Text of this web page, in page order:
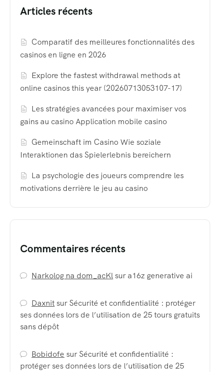
Articles récents
Comparatif des meilleures fonctionnalités des
casinos en ligne en 2026
Explore the fastest withdrawal methods at
online casinos this year (20260713053107-17)
Les stratégies avancées pour maximiser vos
gains au casino Application mobile casino
Gemeinschaft im Casino Wie soziale
Interaktionen das Spielerlebnis bereichern
La psychologie des joueurs comprendre les
motivations derrière le jeu au casino
Commentaires récents
Narkolog na dom_acKlsura16z generative ai
Daxnitsur Sécurité et confidentialité : protéger
ses données lors de l’utilisation de 25 tours gratuits
sans dépôt
Bobidofe sur Sécurité et confidentialité :
protéger ses données lors de l’utilisation de 25